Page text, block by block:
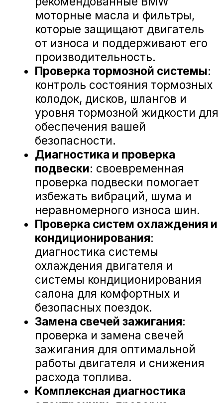
АврораАвто BMW на карте Белгорода — Яндекс Карты
Mercedes-Benz
«А-ДРАЙВ» ОФИЦИАЛЬНЫЙ ДИЛЕР